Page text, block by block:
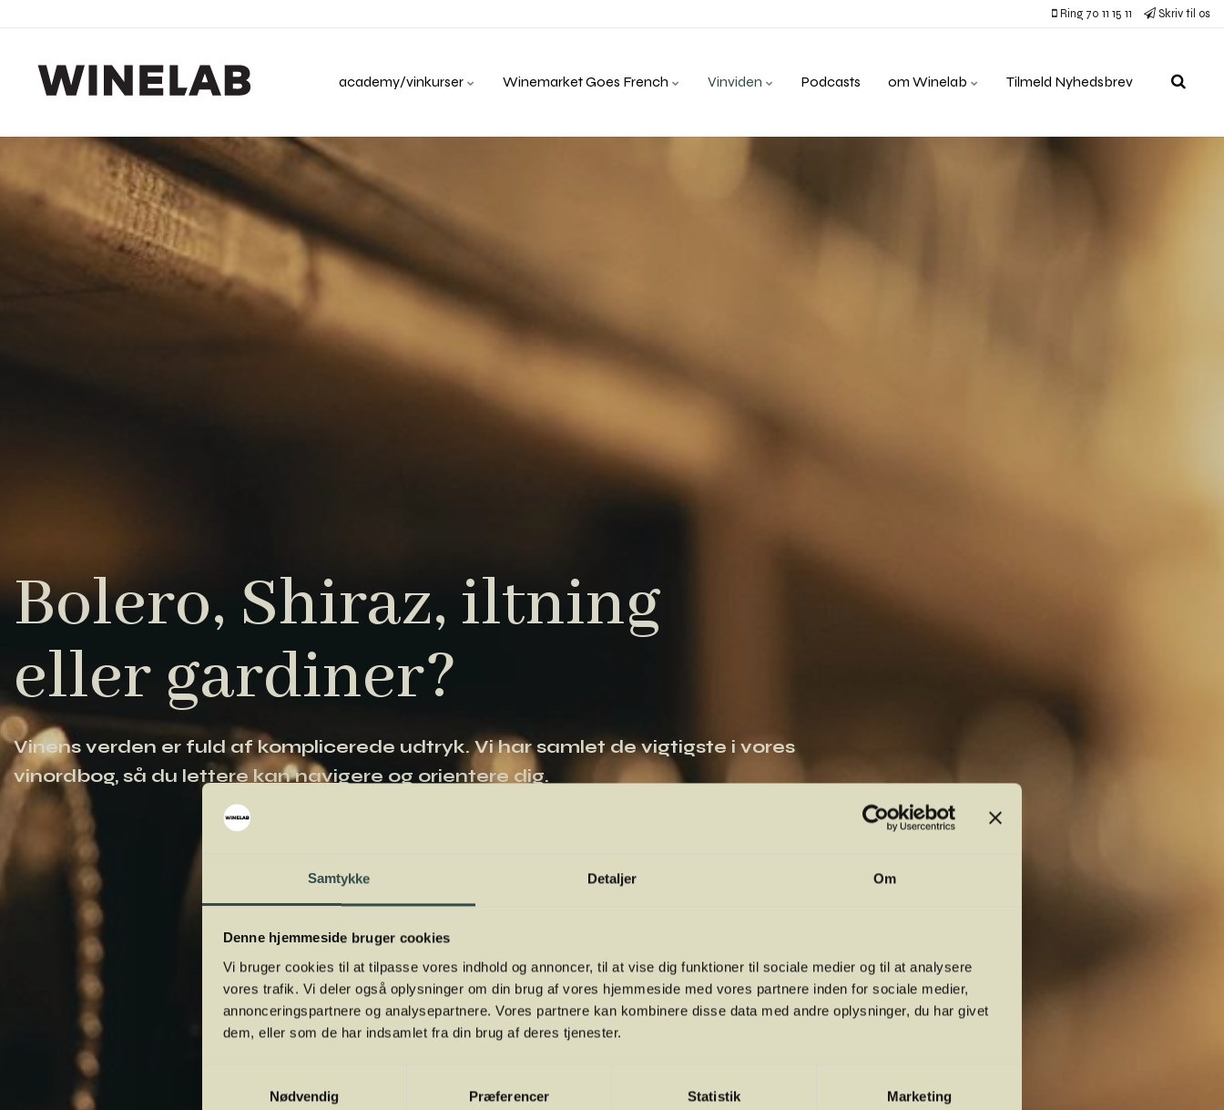
Samtykke Detaljer Om
Denne hjemmeside bruger cookies
Vi bruger cookies til at tilpasse vores indhold og annoncer, til at vise dig funktioner til sociale medier og til at analysere
vores trafik. Vi deler også oplysninger om din brug af vores hjemmeside med vores partnere inden for sociale medier,
annonceringspartnere og analysepartnere. Vores partnere kan kombinere disse data med andre oplysninger, du har givet
dem, eller som de har indsamlet fra din brug af deres tjenester.
Nødvendig
Præferencer Statistik Marketing
Ring 70 11 15 11 Skriv til os
academy/vinkurser Winemarket Goes French Vinviden Podcasts om Winelab Tilmeld Nyhedsbrev
Bolero, Shiraz, iltning
eller gardiner?
Vinens verden er fuld af komplicerede udtryk. Vi har samlet de vigtigste i vores
vinordbog, så du lettere kan navigere og orientere dig.